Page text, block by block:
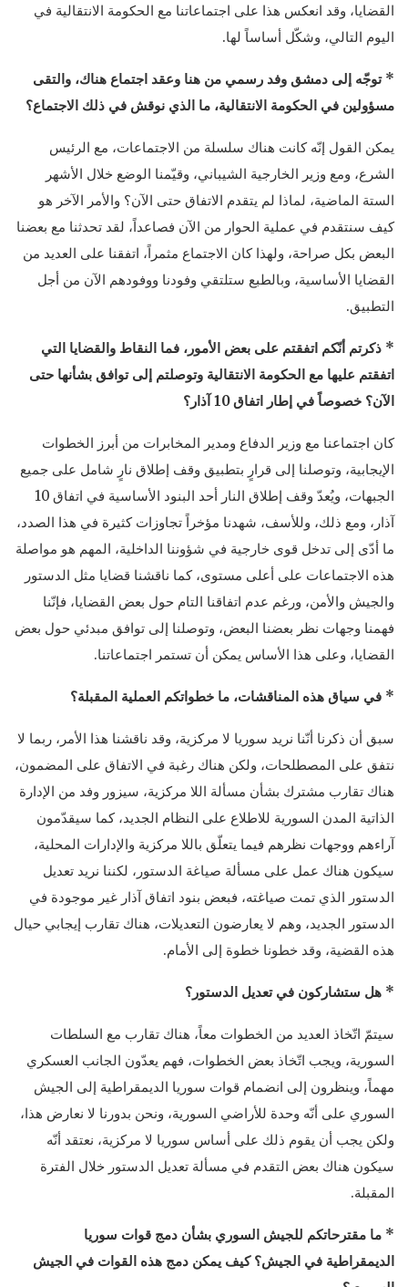
القضايا، وقد انعكس هذا على اجتماعاتنا مع الحكومة الانتقالية في
اليوم التالي، وشكّل أساساً لها.
* توجّه إلى دمشق وفد رسمي من هنا وعقد اجتماع هناك، والتقى
مسؤولين في الحكومة الانتقالية، ما الذي نوقش في ذلك الاجتماع؟
يمكن القول إنّه كانت هناك سلسلة من الاجتماعات، مع الرئيس
الشرع، ومع وزير الخارجية الشيباني، وقيّمنا الوضع خلال الأشهر
الستة الماضية، لماذا لم يتقدم الاتفاق حتى الآن؟ والأمر الآخر هو
كيف سنتقدم في عملية الحوار من الآن فصاعداً، لقد تحدثنا مع بعضنا
البعض بكل صراحة، ولهذا كان الاجتماع مثمراً، اتفقنا على العديد من
القضايا الأساسية، وبالطبع ستلتقي وفودنا ووفودهم الآن من أجل
التطبيق.
* ذكرتم أنّكم اتفقتم على بعض الأمور، فما النقاط والقضايا التي
اتفقتم عليها مع الحكومة الانتقالية وتوصلتم إلى توافق بشأنها حتى
الآن؟ خصوصاً في إطار اتفاق 10 آذار؟
كان اجتماعنا مع وزير الدفاع ومدير المخابرات من أبرز الخطوات
الإيجابية، وتوصلنا إلى قرارٍ بتطبيق وقف إطلاق نارٍ شامل على جميع
الجبهات، ويُعدّ وقف إطلاق النار أحد البنود الأساسية في اتفاق 10
آذار، ومع ذلك، وللأسف، شهدنا مؤخراً تجاوزات كثيرة في هذا الصدد،
ما أدّى إلى تدخل قوى خارجية في شؤوننا الداخلية، المهم هو مواصلة
هذه الاجتماعات على أعلى مستوى، كما ناقشنا قضايا مثل الدستور
والجيش والأمن، ورغم عدم اتفاقنا التام حول بعض القضايا، فإنّنا
فهمنا وجهات نظر بعضنا البعض، وتوصلنا إلى توافق مبدئي حول بعض
القضايا، وعلى هذا الأساس يمكن أن تستمر اجتماعاتنا.
* في سياق هذه المناقشات، ما خطواتكم العملية المقبلة؟
سبق أن ذكرنا أنّنا نريد سوريا لا مركزية، وقد ناقشنا هذا الأمر، ربما لا
نتفق على المصطلحات، ولكن هناك رغبة في الاتفاق على المضمون،
هناك تقارب مشترك بشأن مسألة اللا مركزية، سيزور وفد من الإدارة
الذاتية المدن السورية للاطلاع على النظام الجديد، كما سيقدّمون
آراءهم ووجهات نظرهم فيما يتعلّق باللا مركزية والإدارات المحلية،
سيكون هناك عمل على مسألة صياغة الدستور، لكننا نريد تعديل
الدستور الذي تمت صياغته، فبعض بنود اتفاق آذار غير موجودة في
الدستور الجديد، وهم لا يعارضون التعديلات، هناك تقارب إيجابي حيال
هذه القضية، وقد خطونا خطوة إلى الأمام.
* هل ستشاركون في تعديل الدستور؟
سيتمّ اتّخاذ العديد من الخطوات معاً، هناك تقارب مع السلطات
السورية، ويجب اتّخاذ بعض الخطوات، فهم يعدّون الجانب العسكري
مهماً، وينظرون إلى انضمام قوات سوريا الديمقراطية إلى الجيش
السوري على أنّه وحدة للأراضي السورية، ونحن بدورنا لا نعارض هذا،
ولكن يجب أن يقوم ذلك على أساس سوريا لا مركزية، نعتقد أنّه
سيكون هناك بعض التقدم في مسألة تعديل الدستور خلال الفترة
المقبلة.
* ما مقترحاتكم للجيش السوري بشأن دمج قوات سوريا
الديمقراطية في الجيش؟ كيف يمكن دمج هذه القوات في الجيش